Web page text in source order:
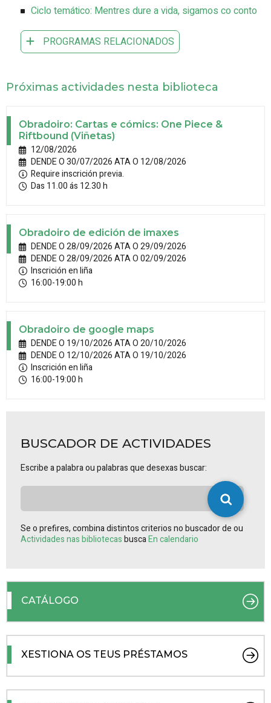
Ciclo temático: Mentres dure a vida, sigamos co conto
PROGRAMAS RELACIONADOS
Próximas actividades nesta biblioteca
Obradoiro: Cartas e cómics: One Piece &
Riftbound (Viñetas)
12/08/2026
DENDE O 30/07/2026 ATA O 12/08/2026
Require inscrición previa.
Das 11.00 ás 12.30 h
Obradoiro de edición de imaxes
DENDE O 28/09/2026 ATA O 29/09/2026
DENDE O 28/09/2026 ATA O 02/09/2026
Inscrición en liña
16:00-19:00 h
Obradoiro de google maps
DENDE O 19/10/2026 ATA O 20/10/2026
DENDE O 12/10/2026 ATA O 19/10/2026
Inscrición en liña
16:00-19:00 h
BUSCADOR DE ACTIVIDADES
Escribe a palabra ou palabras que desexas buscar:
Se o prefires, combina distintos criterios no buscador de ou
Actividades nas bibliotecasbuscaEn calendario
CATÁLOGO
XESTIONA OS TEUS PRÉSTAMOS